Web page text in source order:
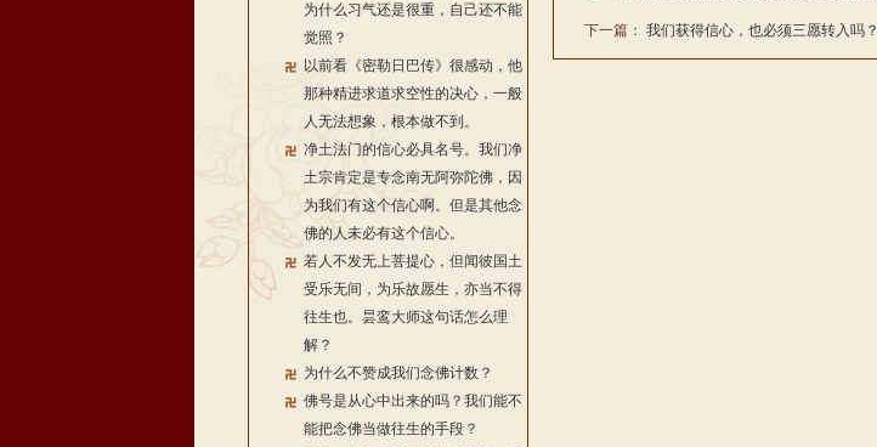
为什么习气还是很重，自己还不能
觉照？
以前看《密勒日巴传》很感动，他
那种精进求道求空性的决心，一般
人无法想象，根本做不到。
净土法门的信心必具名号。我们净
土宗肯定是专念南无阿弥陀佛，因
为我们有这个信心啊。但是其他念
佛的人未必有这个信心。
若人不发无上菩提心，但闻彼国土
受乐无间，为乐故愿生，亦当不得
往生也。昙鸾大师这句话怎么理
解？
为什么不赞成我们念佛计数？
佛号是从心中出来的吗？我们能不
能把念佛当做往生的手段？
下一篇： 我们获得信心，也必须三愿转入吗？